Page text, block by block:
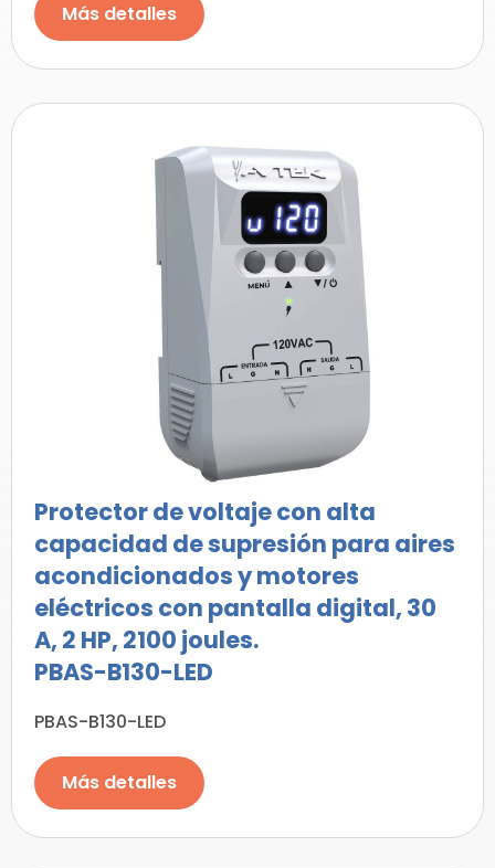
Más detalles
Protector de voltaje con alta
capacidad de supresión para aires
acondicionados y motores
eléctricos con pantalla digital, 30
A, 2 HP, 2100 joules.
PBAS-B130-LED
PBAS-B130-LED
Más detalles